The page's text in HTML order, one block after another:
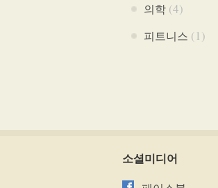
의학 (4)
피트니스 (1)
소셜미디어